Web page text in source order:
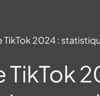
TikTok 2024 :
TikTok